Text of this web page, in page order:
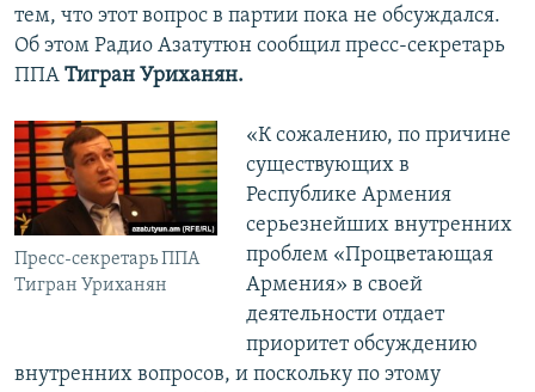
тем, что этот вопрос в партии пока не обсуждался.
Об этом Радио Азатутюн сообщил пресс-секретарь
ППА Тигран Уриханян.
Пресс-секретарь ППА
Тигран Уриханян
«К сожалению, по причине
существующих в
Республике Армения
серьезнейших внутренних
проблем «Процветающая
Армения» в своей
деятельности отдает
приоритет обсуждению
внутренних вопросов, и поскольку по этому